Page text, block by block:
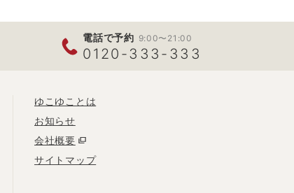
電話で予約 9:00〜21:00
0120-333-333
ゆこゆことは
お知らせ
会社概要
サイトマップ